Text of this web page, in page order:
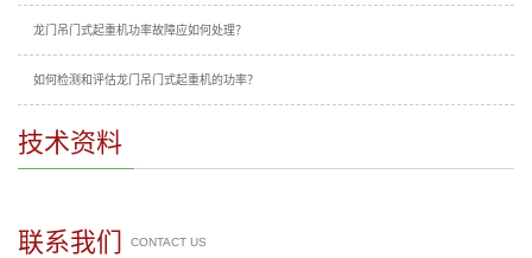
龙门吊门式起重机功率故障应如何处理？
如何检测和评估龙门吊门式起重机的功率？
技术资料
联系我们 CONTACT US